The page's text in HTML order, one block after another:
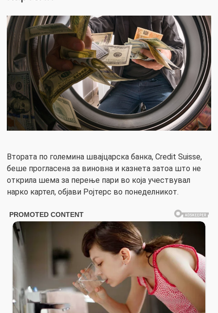
Втората по големина швајцарска банка, Credit Suisse,
беше прогласена за виновна и казнета затоа што не
открила шема за перење пари во која учествувал
нарко картел, објави Ројтерс во понеделникот.